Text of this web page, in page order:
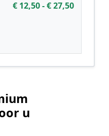
€ 12,50 - € 27,50
u